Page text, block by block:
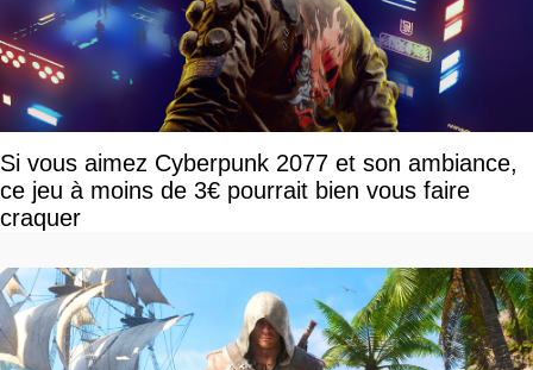
Si vous aimez Cyberpunk 2077 et son ambiance,
ce jeu à moins de 3€ pourrait bien vous faire
craquer